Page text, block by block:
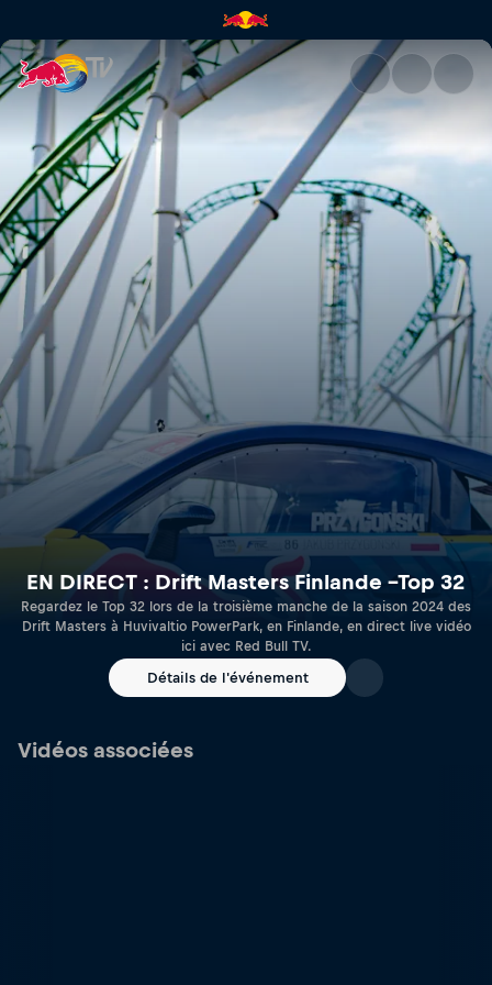
EN DIRECT : Drift Masters
EN DIRECT : Drift Masters Finlande –Top 32
Regardez le Top 32 lors de la troisième manche de la saison 2024 des
Drift Masters à Huvivaltio PowerPark, en Finlande, en direct live vidéo
ici avec Red Bull TV.
Détails de l'événement
Vidéos associées